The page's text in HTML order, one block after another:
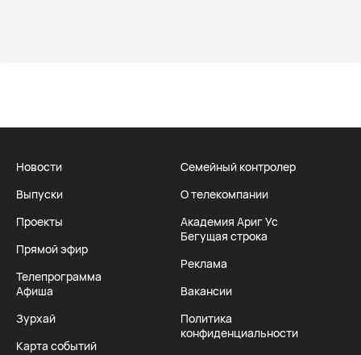
Новости
Выпуски
Проекты
Прямой эфир
Телепрограмма
Афиша
Зурхай
Карта событий
Семейный контролер
О телекомпании
Академия Ариг Ус
Бегущая строка
Реклама
Вакансии
Политика
конфиденциальности